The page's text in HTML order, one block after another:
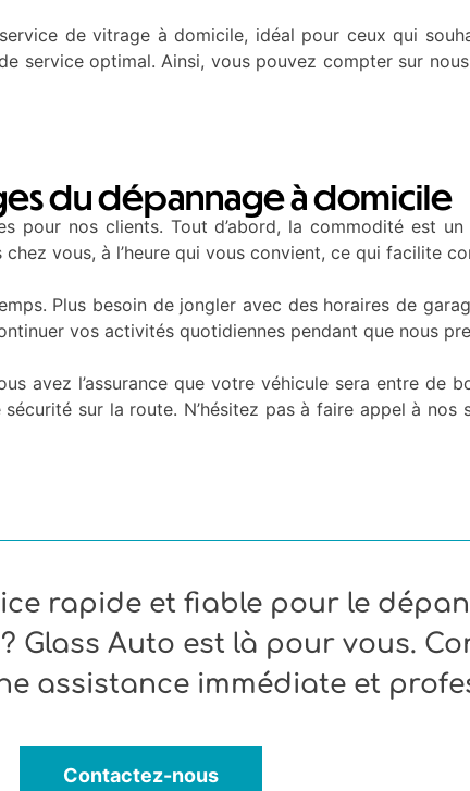
de vitrage à domicile, idéal pour ceux qui
service optimal. Ainsi, vous pouvez compter sur
du dépannage à domicile
pour nos clients. Tout d’abord, la commodité est
vous, à l’heure qui vous convient, ce qui facilite
Plus besoin de jongler avec des horaires de
vos activités quotidiennes pendant que nous
avez l’assurance que votre véhicule sera entre de
sur la route. N’hésitez pas à faire appel à
rapide et fiable pour le
Glass Auto est là pour vous.
assistance immédiate et
Contactez-nous